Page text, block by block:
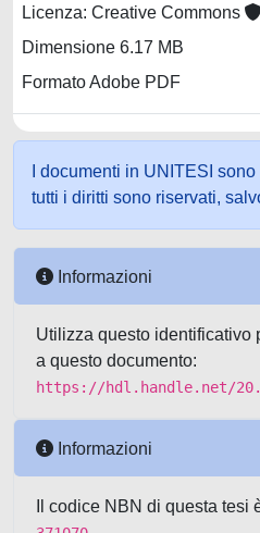
Licenza: Creative Commons
Dimensione 6.17 MB
Formato Adobe PDF
I documenti in UNITESI
tutti i diritti sono riservati,
Informazioni
Utilizza questo identificativo
a questo documento:
https://hdl.handle.net/
Informazioni
Il codice NBN di questa tesi